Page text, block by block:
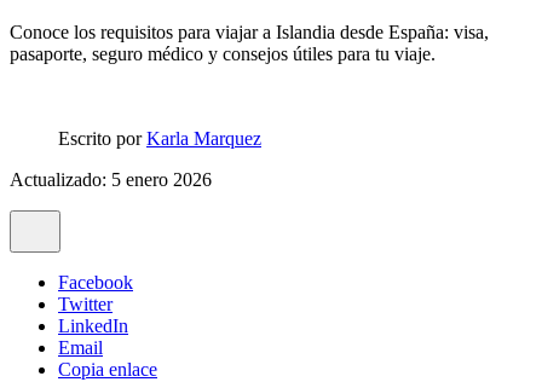
Conoce los requisitos para viajar a Islandia desde España: visa,
pasaporte, seguro médico y consejos útiles para tu viaje.
Escrito porKarla Marquez
Actualizado: 5 enero 2026
Facebook
Twitter
LinkedIn
Email
Copia enlace